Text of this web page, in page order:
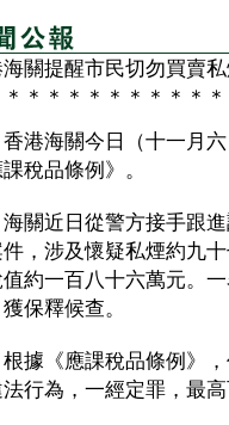
關提醒市民切勿買賣
＊＊＊＊＊＊＊＊＊＊
海關今日（十一月六
課稅品條例》。
近日從警方接手跟進
件，涉及懷疑私煙約九
約一百八十六萬元。
保釋候查。
《應課稅品條例》，
法行為，一經定罪，最